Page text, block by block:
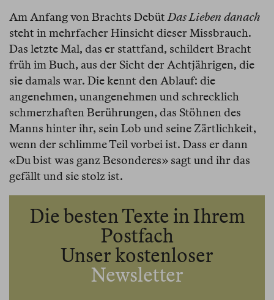
Am Anfang von Brachts DebütDas Lieben danach
steht in mehrfacher Hinsicht dieser Missbrauch.
Das letzte Mal, das er stattfand, schildert Bracht
früh im Buch, aus der Sicht der Achtjährigen, die
sie damals war. Die kennt den Ablauf: die
angenehmen, unangenehmen und schrecklich
schmerzhaften Berührungen, das Stöhnen des
Manns hinter ihr, sein Lob und seine Zärtlichkeit,
wenn der schlimme Teil vorbei ist. Dass er dann
«Du bist was ganz Besonderes» sagt und ihr das
gefällt und sie stolz ist.
Die besten Texte in Ihrem
Postfach
Unser kostenloser
Newsletter